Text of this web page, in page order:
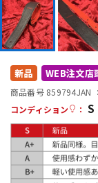
DJ機器
配信/ライ
中古
新品 WEB注文店
商品番号 859794JAN ：
コンディション
： S